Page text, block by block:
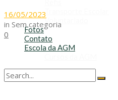
Transporte Escolar
Voluntariado
Fotos
Contato
Escola da AGM
16/05/2023
in Sem categoria
0